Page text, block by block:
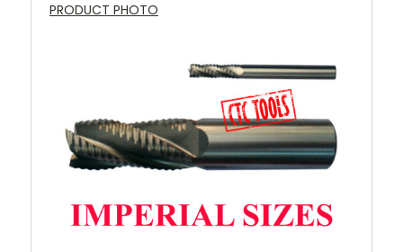
PRODUCT PHOTO